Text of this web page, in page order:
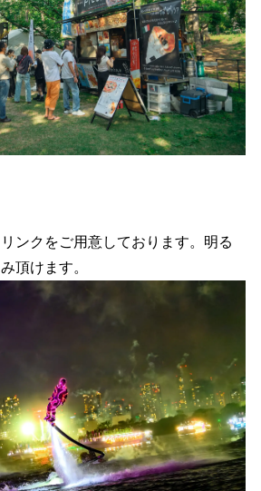
ンクをご用意しております。明る
頂けます。